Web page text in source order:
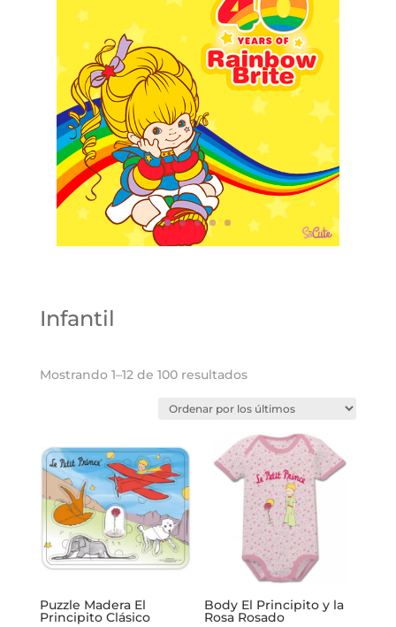
Infantil
Mostrando 1–12 de 100 resultadosOrdenado
los
últimos
Puzzle Madera El
Principito Clásico
Body El Principito y la
Rosa Rosado